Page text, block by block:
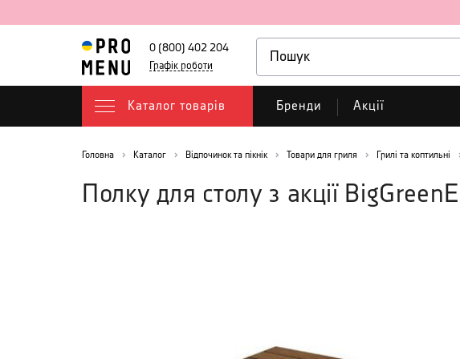
0 (800) 402 204
Графік роботи
Каталог товарів Бренди Акції
Головна Каталог Відпочинок та пікнік Товари для гриля Грилі та коптильні
Полку для столу з акції